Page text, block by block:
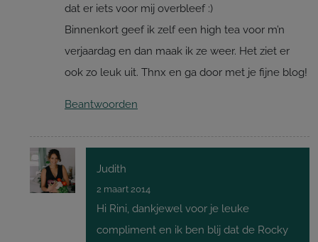
dat er iets voor mij overbleef :)
Binnenkort geef ik zelf een high tea voor m’n
verjaardag en dan maak ik ze weer. Het ziet er
ook zo leuk uit. Thnx en ga door met je fijne blog!
Beantwoorden
Judith
2 maart 2014
Hi Rini, dankjewel voor je leuke
compliment en ik ben blij dat de Rocky